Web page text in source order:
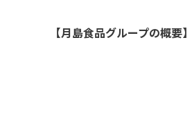
【月島食品グループの概要】